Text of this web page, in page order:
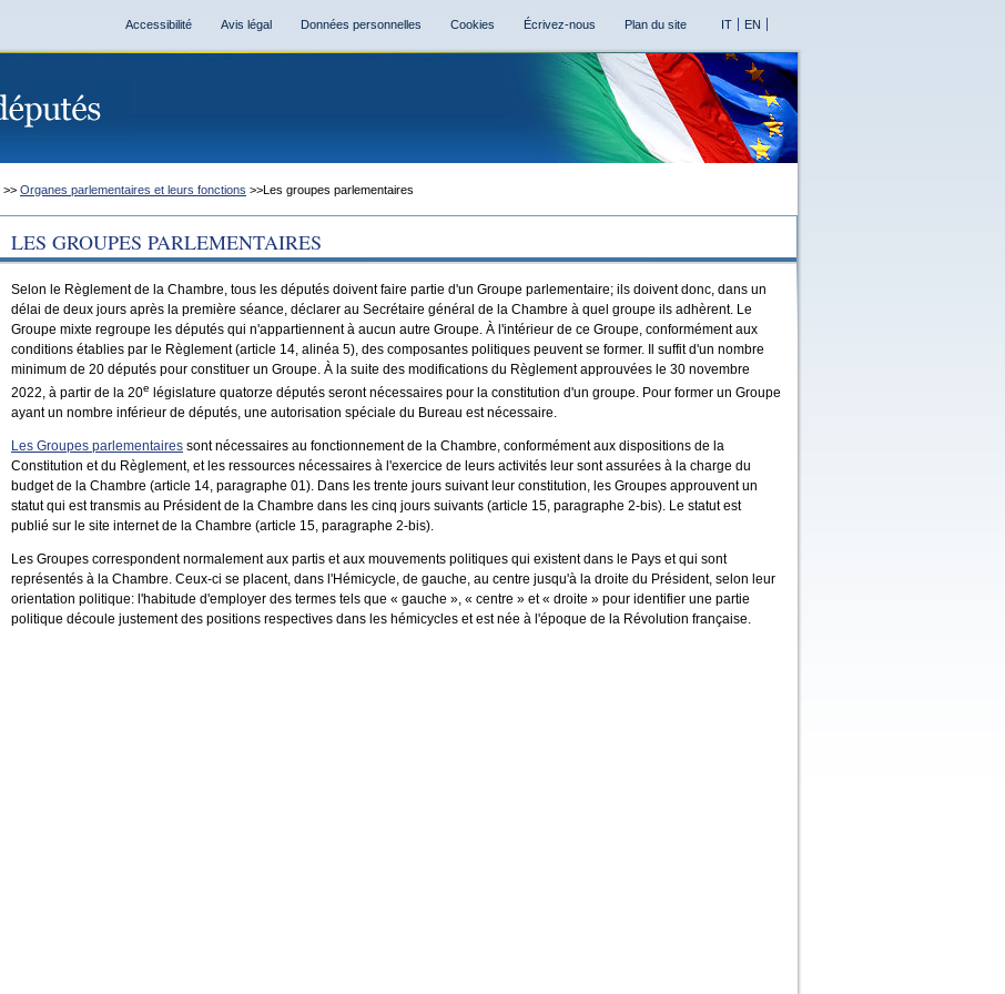
Accessibilité Avis légal Données personnelles Cookies Écrivez-nous Plan du site IT EN
>> Organes parlementaires et leurs fonctions >>Les groupes parlementaires
LES GROUPES PARLEMENTAIRES
Selon le Règlement de la Chambre, tous les députés doivent faire partie d'un Groupe parlementaire; ils doivent donc, dans un
délai de deux jours après la première séance, déclarer au Secrétaire général de la Chambre à quel groupe ils adhèrent. Le
Groupe mixte regroupe les députés qui n'appartiennent à aucun autre Groupe. À l'intérieur de ce Groupe, conformément aux
conditions établies par le Règlement (article 14, alinéa 5), des composantes politiques peuvent se former. Il suffit d'un nombre
minimum de 20 députés pour constituer un Groupe. À la suite des modifications du Règlement approuvées le 30 novembre
2022, à partir de la 20e législature quatorze députés seront nécessaires pour la constitution d'un groupe. Pour former un Groupe
ayant un nombre inférieur de députés, une autorisation spéciale du Bureau est nécessaire.
Les Groupes parlementaires sont nécessaires au fonctionnement de la Chambre, conformément aux dispositions de la
Constitution et du Règlement, et les ressources nécessaires à l'exercice de leurs activités leur sont assurées à la charge du
budget de la Chambre (article 14, paragraphe 01). Dans les trente jours suivant leur constitution, les Groupes approuvent un
statut qui est transmis au Président de la Chambre dans les cinq jours suivants (article 15, paragraphe 2-bis). Le statut est
publié sur le site internet de la Chambre (article 15, paragraphe 2-bis).
Les Groupes correspondent normalement aux partis et aux mouvements politiques qui existent dans le Pays et qui sont
représentés à la Chambre. Ceux-ci se placent, dans l'Hémicycle, de gauche, au centre jusqu'à la droite du Président, selon leur
orientation politique: l'habitude d'employer des termes tels que « gauche », « centre » et « droite » pour identifier une partie
politique découle justement des positions respectives dans les hémicycles et est née à l'époque de la Révolution française.